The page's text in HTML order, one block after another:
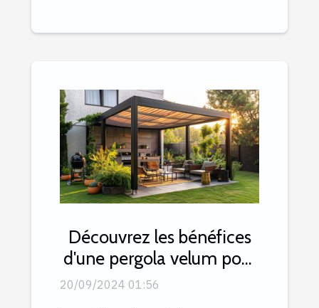
Découvrez les bénéfices
d'une pergola velum pour
le rapport qualité-prix
20/09/2024 01:56